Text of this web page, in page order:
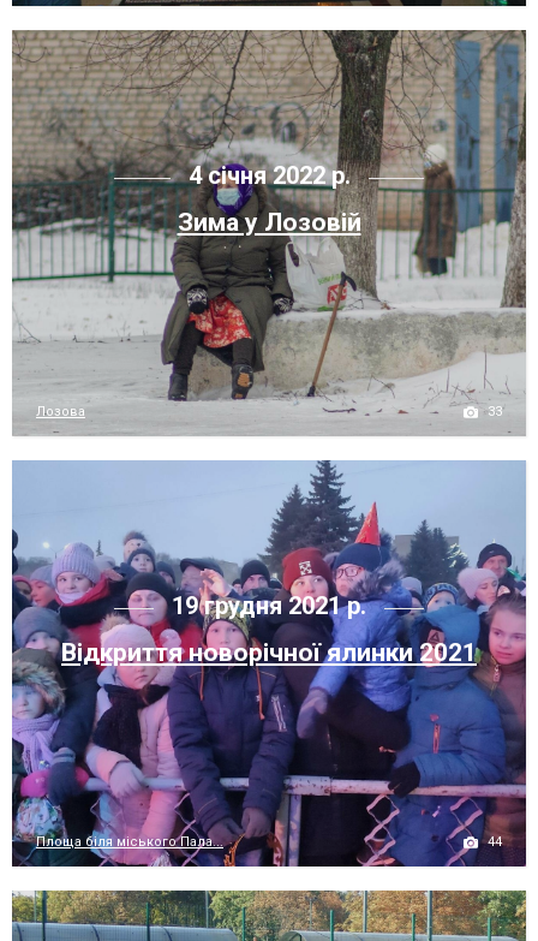
4 січня 2022 р.
Зима у Лозовій
Лозова 33
19 грудня 2021 р.
Відкриття новорічної ялинки 2021
Площа біля міського Пала... 44